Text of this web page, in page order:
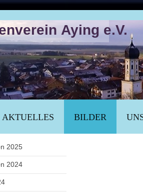
Aying e.V.
AKTUELLES BILDER
2025
2024